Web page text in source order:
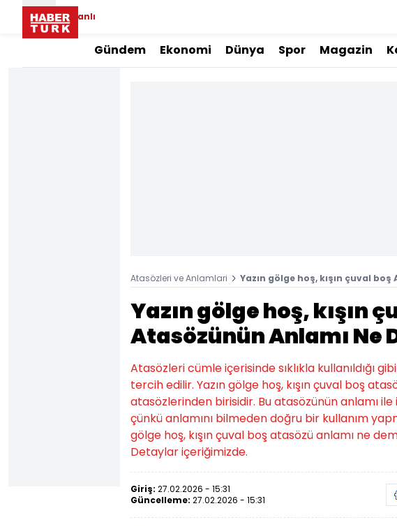
Canlı
Gündem Ekonomi Dünya Spor Magazin
Atasözleri ve Anlamlari Yazın gölge hoş, kışın çuval
Yazın gölge hoş, kışın
Atasözünün Anlamı Ne
Atasözleri cümle içerisinde sıklıkla kullanıldığı
tercih edilir. Yazın gölge hoş, kışın çuval boş
atasözlerinden birisidir. Bu atasözünün anlamı
çünkü anlamını bilmeden doğru bir kullanım
gölge hoş, kışın çuval boş atasözü anlamı ne
Detaylar içeriğimizde.
Giriş: 27.02.2026 - 15:31
Güncelleme: 27.02.2026 - 15:31